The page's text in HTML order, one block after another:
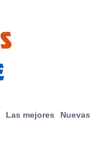
Las mejores Nuevas